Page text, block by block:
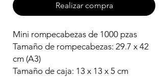
Realizar compra
Mini rompecabezas de 1000 pzas
Tamaño de rompecabezas: 29.7 x 42
cm (A3)
Tamaño de caja: 13 x 13 x 5 cm